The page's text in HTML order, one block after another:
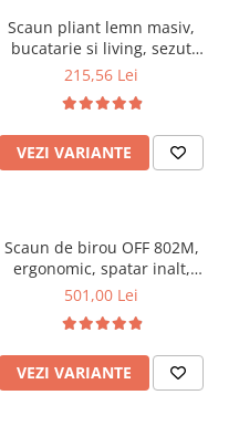
Scaun pliant lemn masiv,
bucatarie si living, sezut
tapitat cu piele ecologica, 100
215,56 Lei
VEZI VARIANTE
Scaun de birou OFF 802M,
ergonomic, spatar inalt,
mecanism balans, roti
501,00 Lei
VEZI VARIANTE